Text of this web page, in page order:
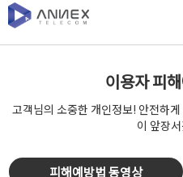
이용자 피
고객님의 소중한 개인정보! 안전하
이 앞장
피해예방법 동영상